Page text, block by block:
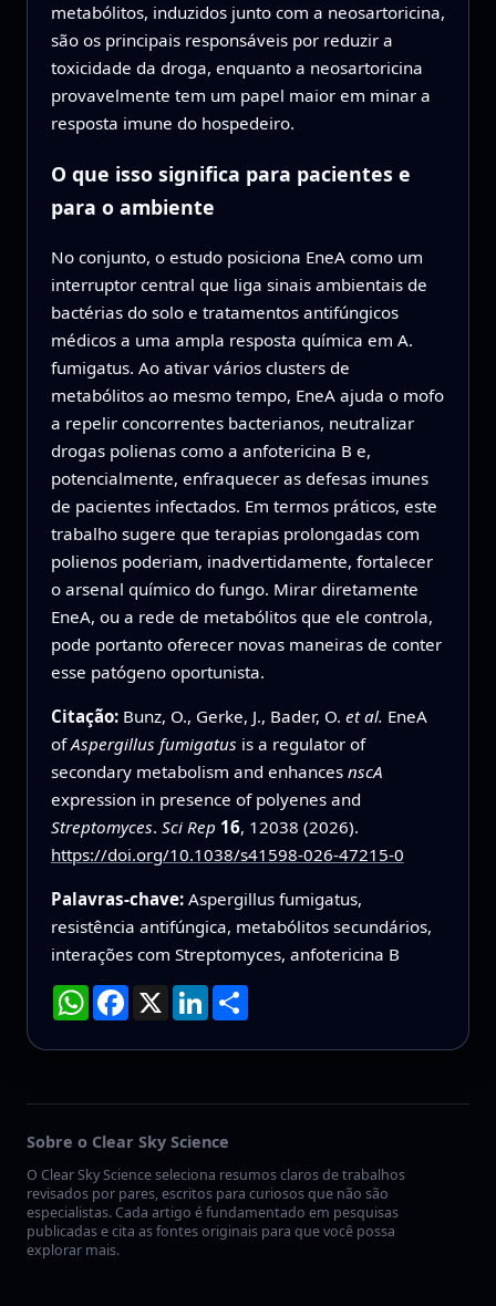
metabólitos, induzidos junto com a neosartoricina,
são os principais responsáveis por reduzir a
toxicidade da droga, enquanto a neosartoricina
provavelmente tem um papel maior em minar a
resposta imune do hospedeiro.
O que isso significa para pacientes e
para o ambiente
No conjunto, o estudo posiciona EneA como um
interruptor central que liga sinais ambientais de
bactérias do solo e tratamentos antifúngicos
médicos a uma ampla resposta química em A.
fumigatus. Ao ativar vários clusters de
metabólitos ao mesmo tempo, EneA ajuda o mofo
a repelir concorrentes bacterianos, neutralizar
drogas polienas como a anfotericina B e,
potencialmente, enfraquecer as defesas imunes
de pacientes infectados. Em termos práticos, este
trabalho sugere que terapias prolongadas com
polienos poderiam, inadvertidamente, fortalecer
o arsenal químico do fungo. Mirar diretamente
EneA, ou a rede de metabólitos que ele controla,
pode portanto oferecer novas maneiras de conter
esse patógeno oportunista.
Citação: Bunz, O., Gerke, J., Bader, O. et al. EneA
ofAspergillus fumigatus is a regulator of
secondary metabolism and enhances nscA
expression in presence of polyenes and
Streptomyces. Sci Rep 16, 12038 (2026).
https://doi.org/10.1038/s41598-026-47215-0
Palavras-chave: Aspergillus fumigatus,
resistência antifúngica, metabólitos secundários,
interações com Streptomyces, anfotericina B
WhatsApp
Facebook
X LinkedInCompartilhar
Sobre o Clear Sky Science
O Clear Sky Science seleciona resumos claros de trabalhos
revisados por pares, escritos para curiosos que não são
especialistas. Cada artigo é fundamentado em pesquisas
publicadas e cita as fontes originais para que você possa
explorar mais.